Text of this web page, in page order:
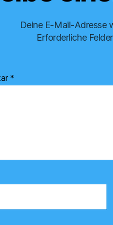
Deine E-Mail-Adresse
Erforderliche
*